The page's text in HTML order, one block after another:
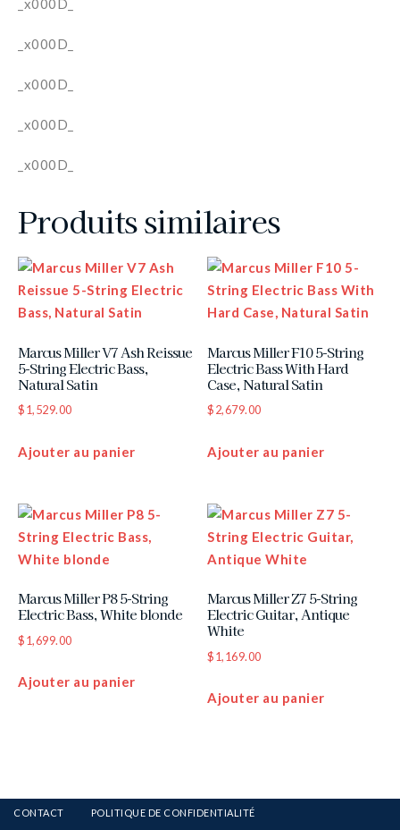
_x000D_
_x000D_
_x000D_
_x000D_
_x000D_
Produits similaires
Marcus Miller V7 Ash Reissue
5-String Electric Bass,
Natural Satin
$1,529.00
Ajouter au panier
Marcus Miller F10 5-String
Electric Bass With Hard
Case, Natural Satin
$2,679.00
Ajouter au panier
Marcus Miller P8 5-String
Electric Bass, White blonde
$1,699.00
Ajouter au panier
Marcus Miller Z7 5-String
Electric Guitar, Antique
White
$1,169.00
Ajouter au panier
CONTACT POLITIQUE DE CONFIDENTIALITÉ